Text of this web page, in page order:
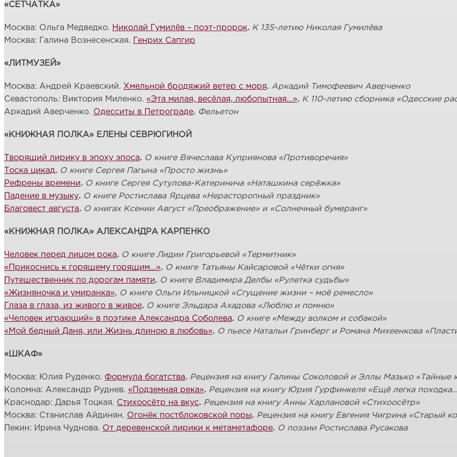
«СЕТЧАТКА»
Москва: Ольга Медведко. Николай Гумилёв – поэт-пророк. К 135-летию Николая Гумилёва
Москва: Галина Вознесенская. Генрих Сапгир
«ЛИТМУЗЕЙ»
Москва: Андрей Краевский. Хмельной бродяжий ветер с моря. Аркадий Тимофеевич Аверченко
Севастополь: Виктория Миленко. «Эта милая, весёлая, любопытная…». К 110-летию сборника «Одесские
Аркадий Аверченко. Одесситы в Петрограде. Фельетон
«КНИЖНАЯ ПОЛКА» ЕЛЕНЫ СЕВРЮГИНОЙ
Творящий лирику в эпоху эпоса. О книге Вячеслава Куприянова «Противоречия»
Тоска цикад. О книге Сергея Пагына «Просто жизнь»
Рефрены времени. О книге Сергея Сутулова-Катеринича «Наташкина серёжка»
Падение в музыку. О книге Ростислава Ярцева «Нерасторопный праздник»
Благовест августа. О книгах Ксении Август «Преображение» и «Солнечный бумеранг»
«КНИЖНАЯ ПОЛКА» АЛЕКСАНДРА КАРПЕНКО
Человек перед лицом рока. О книге Лидии Григорьевой «Термитник»
«Прикоснись к горящему горящим...». О книге Татьяны Кайсаровой «Чётки огня»
Путешественник по дорогам памяти. О книге Владимира Делбы «Рулетка судьбы»
«Жизняночка и умиранка». О книге Ольги Ильницкой «Сгущение жизни – моё ремесло»
Глаза в глаза, из живого в живое. О книге Эльдара Ахадова «Люблю и помню»
«Человек играющий» в поэтике Александра Соболева. О книге «Между волком и собакой»
«Мой бедный Даня, или Жизнь длиною в любовь». О пьесе Натальи Гринберг и Романа Михеенкова
«ШКАФ»
Москва: Юлия Руденко. Формула богатства. Рецензия на книгу Галины Соколовой и Эллы Мазько «Тайные
Коломна: Александр Руднев. «Подземная река». Рецензия на книгу Юрия Гурфинкеля «Ещё легка
Краснодар: Дарья Тоцкая. Стихоосётр на вкус. Рецензия на книгу Анны Харлановой «Стихоосётр»
Москва: Станислав Айдинян. Огонёк постблоковской поры. Рецензия на книгу Евгения Чигрина «Старый
Пекин: Ирина Чуднова. От деревенской лирики к метаметафоре. О поэзии Ростислава Русакова